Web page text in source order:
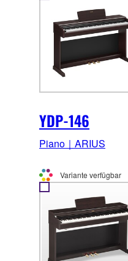
YDP-146
Piano｜ARIUS
Variante verfügbar